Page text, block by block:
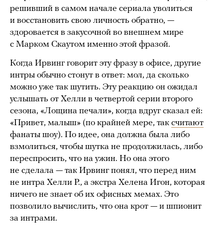
решивший в самом начале сериала уволиться
и восстановить свою личность обратно, —
здоровается в закусочной во внешнем мире
с Марком Скаутом именно этой фразой.
Когда Ирвинг говорит эту фразу в офисе, другие
интры обычно стонут в ответ: мол, да сколько
можно уже так шутить. Эту реакцию он ожидал
услышать от Хелли в четвертой серии второго
сезона, «Лощина печали», когда вдруг сказал ей:
«Привет, малыш» (по крайней мере, так считают
фанаты шоу). По идее, она должна была либо
взмолиться, чтобы шутка не продолжилась, либо
переспросить, что на ужин. Но она этого
не сделала — так Ирвинг понял, что перед ним
не интра Хелли Р., а экстра Хелена Игон, которая
ничего не знает об их офисных мемах. Это
позволило вычислить, что она крот — и шпионит
за интрами.